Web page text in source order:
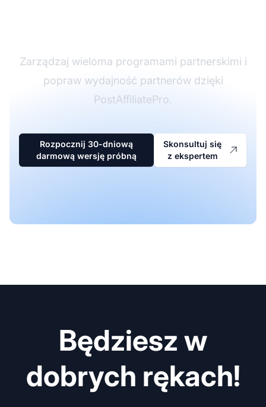
Zarządzaj wieloma programami partnerskimi i
popraw wydajność partnerów dzięki
PostAffiliatePro.
Rozpocznij 30-dniową
darmową wersję próbną
Skonsultuj się
z ekspertem
Będziesz w
dobrych rękach!